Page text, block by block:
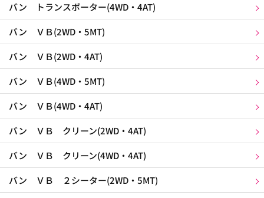
バン トランスポーター(4WD・4AT)
バン ＶＢ(2WD・5MT)
バン ＶＢ(2WD・4AT)
バン ＶＢ(4WD・5MT)
バン ＶＢ(4WD・4AT)
バン ＶＢ クリーン(2WD・4AT)
バン ＶＢ クリーン(4WD・4AT)
バン ＶＢ ２シーター(2WD・5MT)